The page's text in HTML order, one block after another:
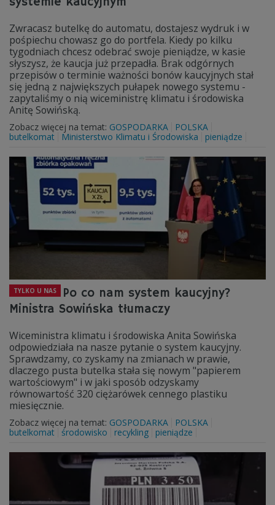
Zwracasz butelkę do automatu, dostajesz wydruk i w
pośpiechu chowasz go do portfela. Kiedy po kilku
tygodniach chcesz odebrać swoje pieniądze, w kasie
słyszysz, że kaucja już przepadła. Brak odgórnych
przepisów o terminie ważności bonów kaucyjnych stał
się jedną z największych pułapek nowego systemu -
zapytaliśmy o nią wiceministrę klimatu i środowiska
Anitę Sowińską.
Zobacz więcej na temat: GOSPODARKA
POLSKA
butelkomat
Ministerstwo Klimatu i Środowiska pieniądze
TYLKO U NAS
Po co nam system kaucyjny?
Ministra Sowińska tłumaczy
Wiceministra klimatu i środowiska Anita Sowińska
odpowiedziała na nasze pytanie o system kaucyjny.
Sprawdzamy, co zyskamy na zmianach w prawie,
dlaczego pusta butelka stała się nowym "papierem
wartościowym" i w jaki sposób odzyskamy
równowartość 320 ciężarówek cennego plastiku
miesięcznie.
Zobacz więcej na temat: GOSPODARKA
POLSKA
butelkomat środowisko recykling pieniądze